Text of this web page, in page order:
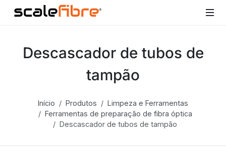
Descascador de tubos de
tampão
Início Produtos
Limpeza e Ferramentas
Ferramentas de preparação de fibra óptica
Descascador de tubos de tampão